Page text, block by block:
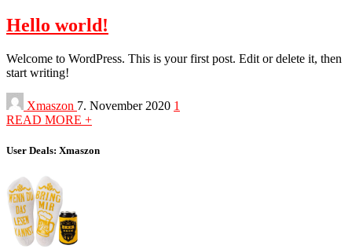
Hello world!
Welcome to WordPress. This is your first post. Edit or delete it, then
start writing!
Xmaszon 7. November 2020 1
READ MORE +
User Deals: Xmaszon